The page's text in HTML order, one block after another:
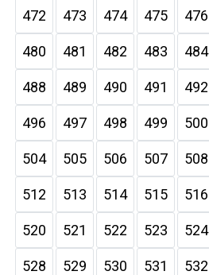
472 473 474 475 476
480 481 482 483 484
488 489 490 491 492
496 497 498 499 500
504 505 506 507 508
512 513 514 515 516
520 521 522 523 524
528 529 530 531 532